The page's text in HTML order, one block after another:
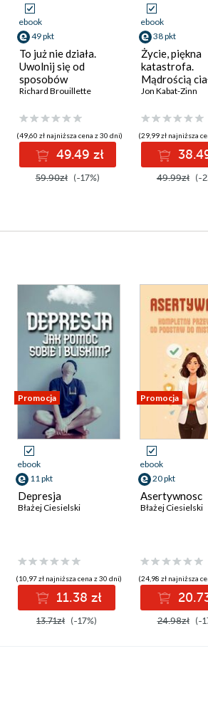
ebook
49 pkt
To już nie działa.
Uwolnij się od
sposobów
postępowania, które
dziś ci szkodzą
Richard Brouillette
(49,60 zł najniższa cena z 30 dni)
49.49 zł
59.90zł (-17%)
ebook
38 pkt
Życie, piękna
katastrofa.
Mądrością
umysłu możesz
choroby i ból
Jon Kabat-Zinn
(29,99 zł najniższa
49.99zł (-
Promocja
ebook
11 pkt
Depresja
Błażej Ciesielski
(10,97 zł najniższa cena z 30 dni)
11.38 zł
13.71zł (-17%)
Promocja
ebook
20 pkt
Asertywnosc
Błażej Ciesielski
(24,98 zł najniższa
24.98zł (-